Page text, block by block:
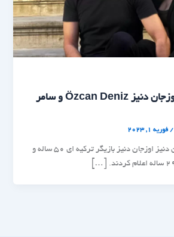
عروسی مخفیانه اوزجان دنیز Özcan Deniz و سامر
/فوریه 1, 2023
عروسی مخفیانه اوزجان دنیز اوزجان دنیز بازیگر ترکیه ای 50 ساله و